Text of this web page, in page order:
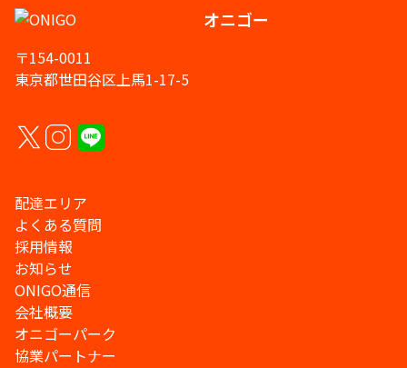
オニゴー
〒154-0011
東京都世田谷区上馬1-17-5
配達エリア
よくある質問
採用情報
お知らせ
ONIGO通信
会社概要
オニゴーパーク
協業パートナー